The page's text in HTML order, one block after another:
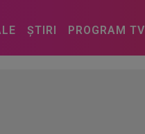
ȘTIRI PROGRAM TV